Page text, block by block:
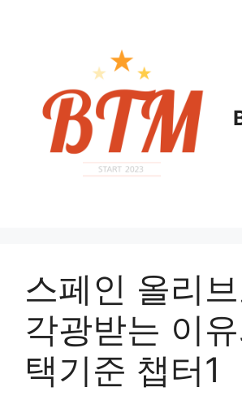
스페인 올리
각광받는 이
택기준 챕터1